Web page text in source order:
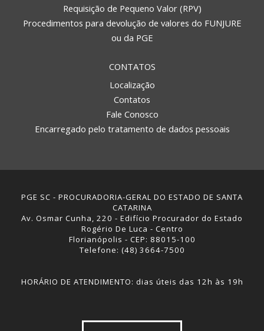
Requisição de Pequeno Valor (RPV)
Procedimentos para devolução de valores do FUNJURE
ou da PGE
CONTATOS
Localização
Contatos
Fale Conosco
Encarregado pelo tratamento de dados pessoais
PGE SC - PROCURADORIA-GERAL DO ESTADO DE SANTA
CATARINA
Av. Osmar Cunha, 220 - Edifício Procurador do Estado
Rogério De Luca - Centro
Florianópolis - CEP: 88015-100
Telefone: (48) 3664-7500
HORÁRIO DE ATENDIMENTO: dias úteis das 12h às 19h